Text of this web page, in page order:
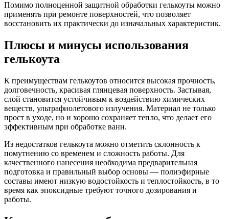
Помимо полноценной защитной обработки гелькоуты можно
применять при ремонте поверхностей, что позволяет
восстановить их практически до изначальных характеристик.
Плюсы и минусы использования
гелькоута
К преимуществам гелькоутов относится высокая прочность,
долговечность, красивая глянцевая поверхность. Застывая,
слой становится устойчивым к воздействию химических
веществ, ультрафиолетового излучения. Материал не только
прост в уходе, но и хорошо сохраняет тепло, что делает его
эффективным при обработке ванн.
Из недостатков гелькоута можно отметить склонность к
помутнению со временем и сложность работы. Для
качественного нанесения необходима предварительная
подготовка и правильный выбор основы — полиэфирные
составы имеют низкую водостойкость и теплостойкость, в то
время как эпоксидные требуют точного дозирования и
работы.